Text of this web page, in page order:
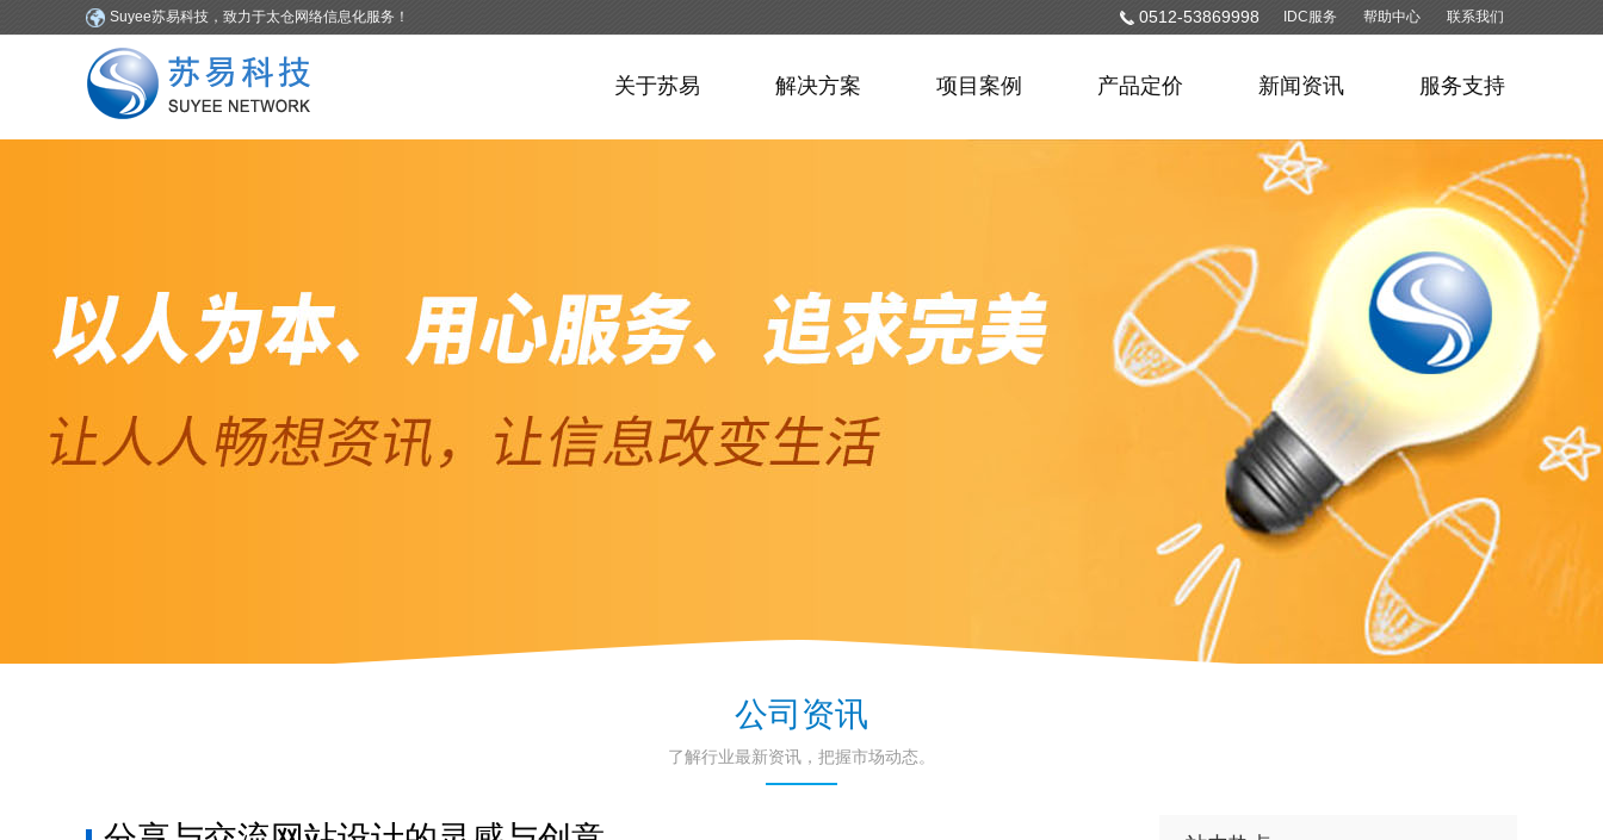
Suyee苏易科技，致力于太仓网络信息化服务！ IDC服务 帮助中心 联系我们
0512-53869998
关于苏易 解决方案 项目案例 产品定价 新闻资讯 服务支持
公司资讯
了解行业最新资讯，把握市场动态。